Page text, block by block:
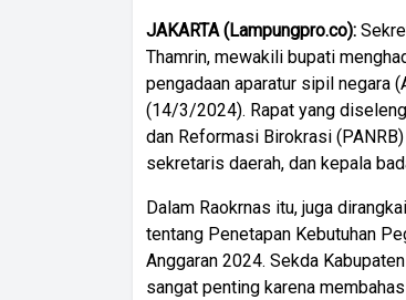
JAKARTA (Lampungpro.co):
Thamrin, mewakili bupati
pengadaan aparatur sipil negara
(14/3/2024). Rapat yang
dan Reformasi Birokrasi
sekretaris daerah, dan kepala
Dalam Raokrnas itu, juga
tentang Penetapan Kebutuhan
Anggaran 2024. Sekda
sangat penting karena